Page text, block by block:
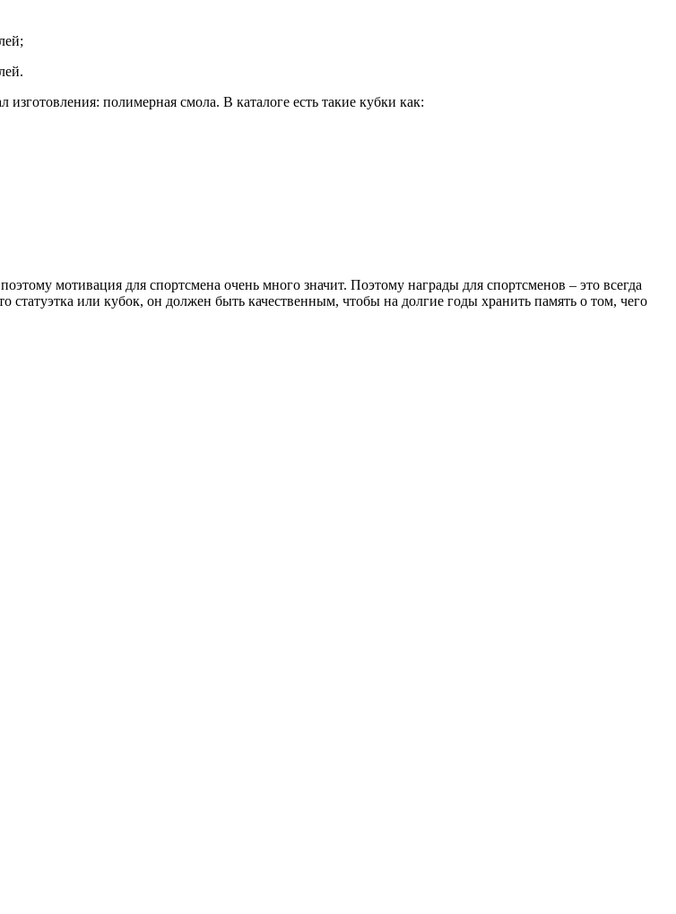
полимерная смола. В каталоге есть такие кубки как:
мотивация для спортсмена очень много значит. Поэтому награды для спортсменов – это всегда
или кубок, он должен быть качественным, чтобы на долгие годы хранить память о том, чего